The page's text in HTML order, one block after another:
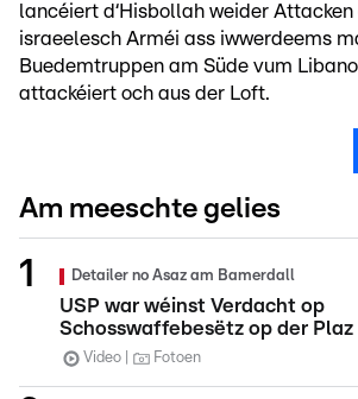
lancéiert d‘Hisbollah weider Attacken
israeelesch Arméi ass iwwerdeems
Buedemtruppen am Süde vum
attackéiert och aus der Loft.
Am meeschte gelies
Detailer no Asaz am Bamerdall
USP war wéinst Verdacht op
Schosswaffebesëtz op der Plaz
Video Fotoen